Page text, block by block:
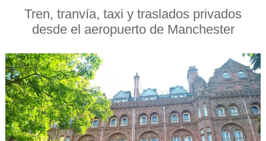
Tren, tranvía, taxi y traslados privados
desde el aeropuerto de Manchester